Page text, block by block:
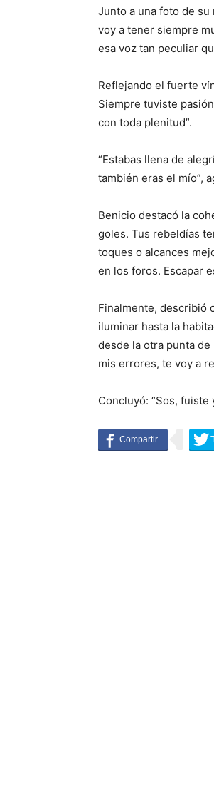
Junto a una foto de su
voy a tener siempre
esa voz tan peculiar
Reflejando el fuerte
Siempre tuviste
con toda plenitud”.
“Estabas llena de
también eras el mío”,
Benicio destacó la
goles. Tus rebeldías
toques o alcances
en los foros. Escapar
Finalmente, describió
iluminar hasta la
desde la otra punta de
mis errores, te voy a
Concluyó: “Sos, fuiste